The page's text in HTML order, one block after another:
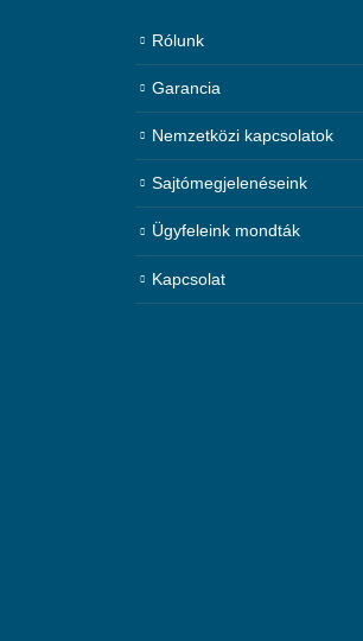
Rólunk
Garancia
Nemzetközi kapcsolatok
Sajtómegjelenéseink
Ügyfeleink mondták
Kapcsolat